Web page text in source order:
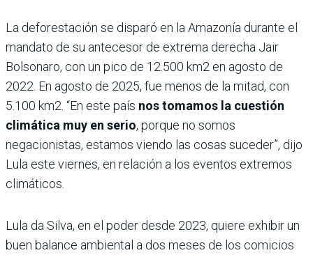
La deforestación se disparó en la Amazonía durante el
mandato de su antecesor de extrema derecha Jair
Bolsonaro, con un pico de 12.500 km2 en agosto de
2022. En agosto de 2025, fue menos de la mitad, con
5.100 km2. “En este país nos tomamos la cuestión
climática muy en serio, porque no somos
negacionistas, estamos viendo las cosas suceder”, dijo
Lula este viernes, en relación a los eventos extremos
climáticos.
Lula da Silva, en el poder desde 2023, quiere exhibir un
buen balance ambiental a dos meses de los comicios